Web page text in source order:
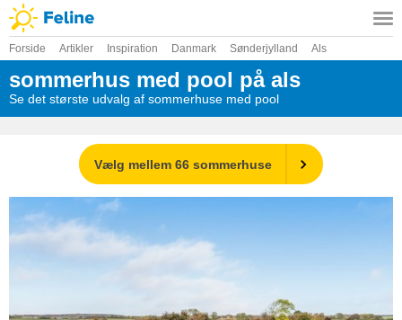
Forside Artikler Inspiration Danmark Sønderjylland Als
sommerhus med pool på als
Se det største udvalg af sommerhuse med pool
Vælg mellem 66 sommerhuse